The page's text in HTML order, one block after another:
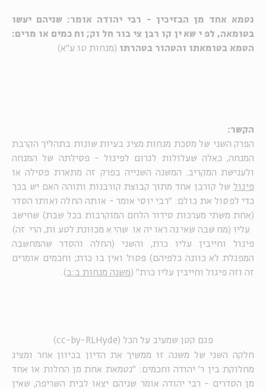
נטמא אחד מן הבזיכין - רבי יהודה אומר: שניהם יעשו
בטומאה, לפי שאין קורבן ציבור חלוק; וחכמים אומרים:
הטמא בטומאתו והטהור בטהרתו (מנחות טו ע"א)
הקשר:
הפרק השני של מסכת מנחות מציג בעיות שונות בתהליך הקרבת
המנחה, כאלה שעלולות לגרום לפיגול - פסילתה של המנחה
ולענישת המקריב. המשנה השנייה בפרק זה מתארת פסילה או
פיגול של קורבן אחד מתוך קבוצת קורבנות ותוהה האם יש בכך
כדי לפסול את כולם: "רבי יוסי אומר - אותה החלה ואותו הסדר
(אחת משתי מערכות סידור הלחם המוקרבות בכל שבת) שחישב
עליו (מחשבה שאינה ראויה או שהיא מכוּונת לטעות, הרי זה)
פיגול וחייבין עליו כרת, והשני (החלה והסדר שהמחשבה
המפגלת לא כוּונה כלפיהם) פסול ואין בו כרת; וחכמים אומרים
זה וזה פיגול וחייבין עליו כרת" ( משנה מנחות ב:ב ).
פגם קטן שמעיב על הכל (cc-by-RLHyde)
חלקה השני של משנה זו ממשיך את הדיון בכיוון אחר ומציג
מחלוקת בין ר' יהודה וחכמים: "נטמאת אחת מן החלות או אחד
מן הסדרים - רבי יהודה אומר שניהם יצאו לבית השריפה, שאין